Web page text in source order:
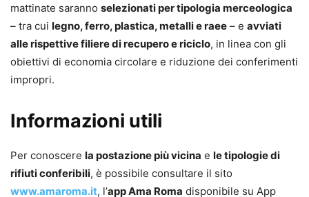
mattinate saranno selezionati per tipologia merceologica
– tra cui legno, ferro, plastica, metalli e raee – e avviati
alle rispettive filiere di recupero e riciclo, in linea con gli
obiettivi di economia circolare e riduzione dei conferimenti
impropri.
Informazioni utili
Per conoscere la postazione più vicina e le tipologie di
rifiuti conferibili, è possibile consultare il sito
www.amaroma.it, l’app Ama Roma disponibile su App